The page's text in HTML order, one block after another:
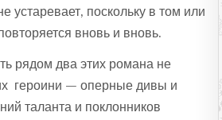
устаревает, поскольку в том или
вновь и вновь.
рядом два этих романа не
героини — оперные дивы и
таланта и поклонников